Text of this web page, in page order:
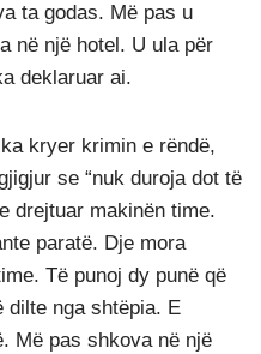
ta godas. Më pas u
në një hotel. U ula për
deklaruar ai.
kryer krimin e rëndë,
se “nuk duroja dot të
drejtuar makinën time.
paratë. Dje mora
Të punoj dy punë që
dilte nga shtëpia. E
Më pas shkova në një